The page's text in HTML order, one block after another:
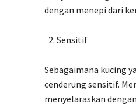
dengan menepi dari
Sensitif
Sebagaimana kucing
cenderung sensitif.
menyelaraskan